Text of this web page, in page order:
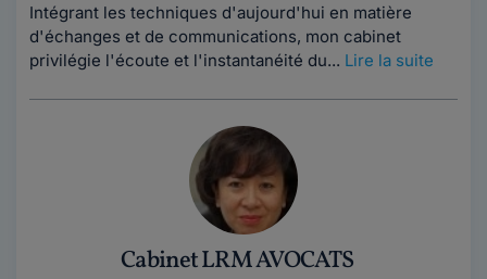
Intégrant les techniques d'aujourd'hui en matière
d'échanges et de communications, mon cabinet
privilégie l'écoute et l'instantanéité du... Lire la suite
Cabinet LRM AVOCATS